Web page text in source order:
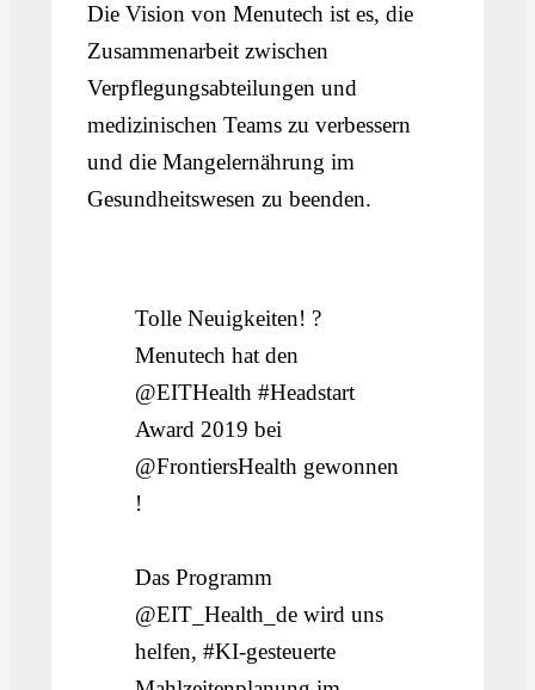
Die Vision von Menutech ist es, die
Zusammenarbeit zwischen
Verpflegungsabteilungen und
medizinischen Teams zu verbessern
und die Mangelernährung im
Gesundheitswesen zu beenden.
Tolle Neuigkeiten! ?
Menutech hat den
@EITHealth #Headstart
Award 2019 bei
@FrontiersHealth gewonnen
!
Das Programm
@EIT_Health_de wird uns
helfen, #KI-gesteuerte